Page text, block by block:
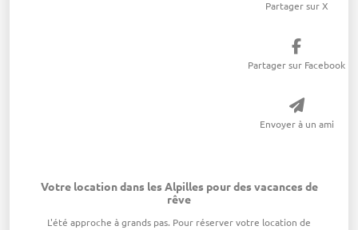
Partager sur X
Partager sur Facebook
Envoyer à un ami
Votre location dans les Alpilles pour des vacances de
rêve
L'été approche à grands pas. Pour réserver votre location de